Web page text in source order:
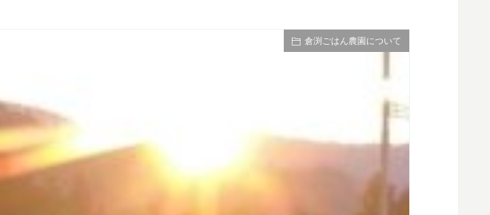
倉渕ごはん農園について